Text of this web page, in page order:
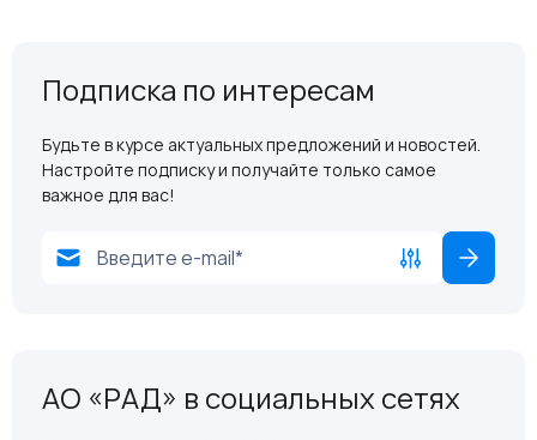
Подписка по интересам
Будьте в курсе актуальных предложений и новостей.
Настройте подписку и получайте только самое
важное для вас!
АО «РАД» в социальных сетях